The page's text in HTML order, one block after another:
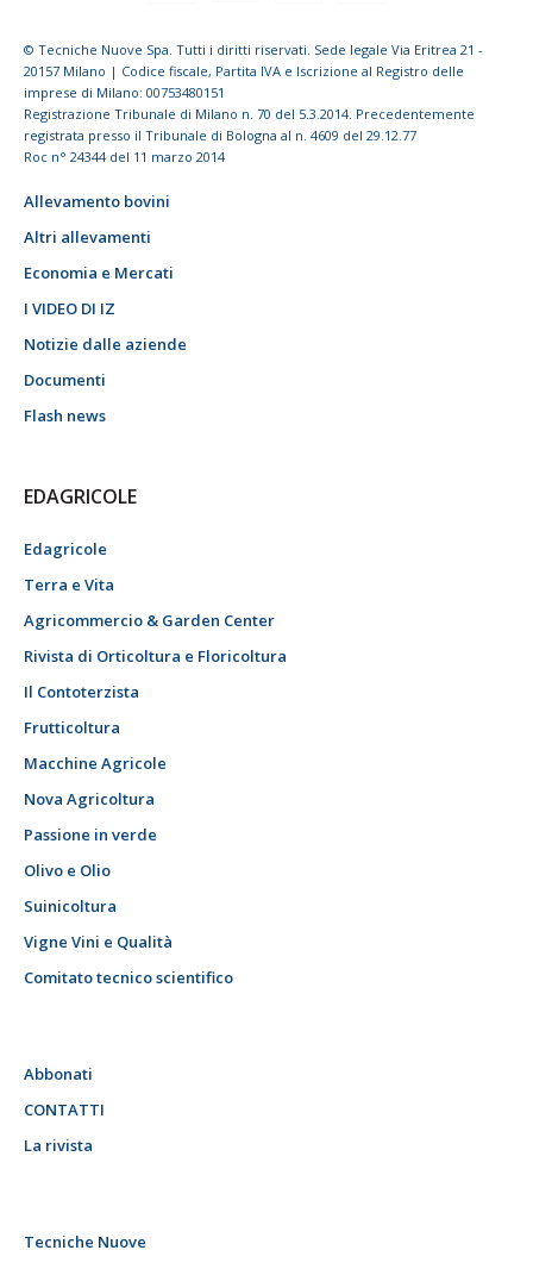
© Tecniche Nuove Spa. Tutti i diritti riservati. Sede legale Via Eritrea 21 -
20157 Milano | Codice fiscale, Partita IVA e Iscrizione al Registro delle
imprese di Milano: 00753480151
Registrazione Tribunale di Milano n. 70 del 5.3.2014. Precedentemente
registrata presso il Tribunale di Bologna al n. 4609 del 29.12.77
Roc n° 24344 del 11 marzo 2014
Allevamento bovini
Altri allevamenti
Economia e Mercati
I VIDEO DI IZ
Notizie dalle aziende
Documenti
Flash news
EDAGRICOLE
Edagricole
Terra e Vita
Agricommercio & Garden Center
Rivista di Orticoltura e Floricoltura
Il Contoterzista
Frutticoltura
Macchine Agricole
Nova Agricoltura
Passione in verde
Olivo e Olio
Suinicoltura
Vigne Vini e Qualità
Comitato tecnico scientifico
Abbonati
CONTATTI
La rivista
Tecniche Nuove